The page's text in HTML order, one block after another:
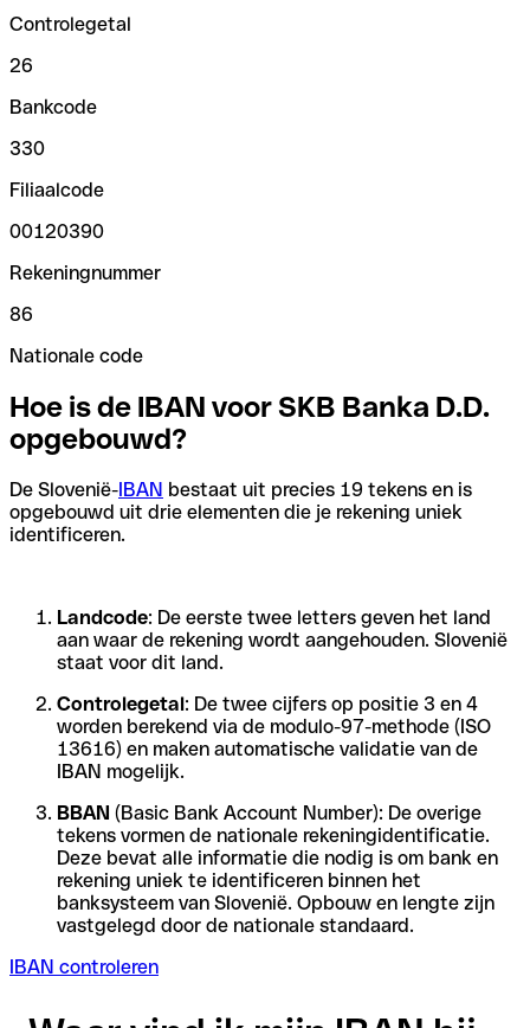
Controlegetal
26
Bankcode
330
Filiaalcode
00120390
Rekeningnummer
86
Nationale code
Hoe is de IBAN voor SKB Banka D.D.
opgebouwd?
De Slovenië-IBAN bestaat uit precies 19 tekens en is
opgebouwd uit drie elementen die je rekening uniek
identificeren.
Landcode: De eerste twee letters geven het land
aan waar de rekening wordt aangehouden. Slovenië
staat voor dit land.
Controlegetal: De twee cijfers op positie 3 en 4
worden berekend via de modulo-97-methode (ISO
13616) en maken automatische validatie van de
IBAN mogelijk.
BBAN (Basic Bank Account Number): De overige
tekens vormen de nationale rekeningidentificatie.
Deze bevat alle informatie die nodig is om bank en
rekening uniek te identificeren binnen het
banksysteem van Slovenië. Opbouw en lengte zijn
vastgelegd door de nationale standaard.
IBAN controleren